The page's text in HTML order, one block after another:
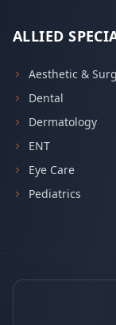
ALLIED
Aesthetic & Surg
Dental
Dermatology
ENT
Eye Care
Pediatrics